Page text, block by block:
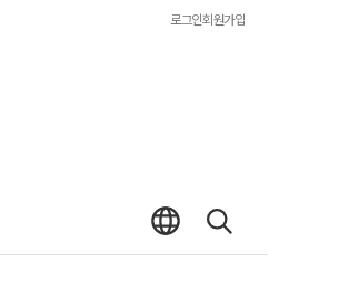
로그인회원가입